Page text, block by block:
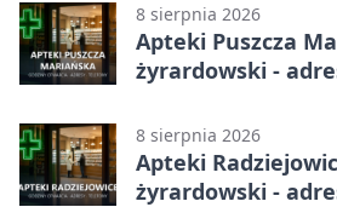
8 sierpnia 2026
Apteki Puszcza
żyrardowski -
8 sierpnia 2026
Apteki
żyrardowski -